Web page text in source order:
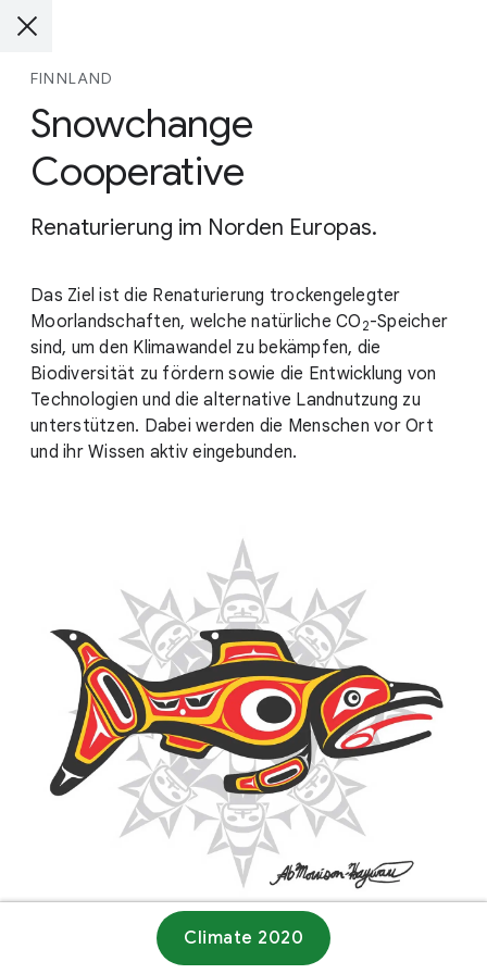
FINNLAND
Snowchange
Cooperative
Renaturierung im Norden Europas.
Das Ziel ist die Renaturierung trockengelegter
Moorlandschaften, welche natürliche CO 2-Speicher
sind, um den Klimawandel zu bekämpfen, die
Biodiversität zu fördern sowie die Entwicklung von
Technologien und die alternative Landnutzung zu
unterstützen. Dabei werden die Menschen vor Ort
und ihr Wissen aktiv eingebunden.
Climate 2020